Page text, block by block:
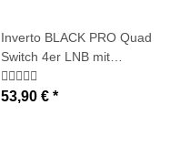
Inverto BLACK PRO Quad
Switch 4er LNB mit
terrestrischem Eingang IDLB-
QUDL40-TERRE-OPP (0,2db)
53,90 € *